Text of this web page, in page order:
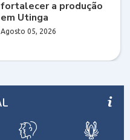
fortalecer a produção
em Utinga
Agosto 05, 2026